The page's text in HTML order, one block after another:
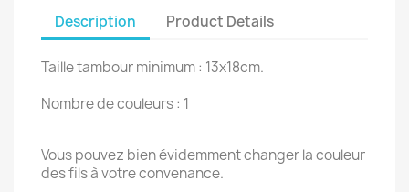
Description Product Details
Taille tambour minimum : 13x18cm.
Nombre de couleurs : 1
Vous pouvez bien évidemment changer la couleur
des fils à votre convenance.